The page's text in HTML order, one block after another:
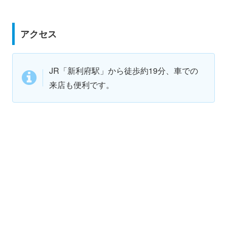
アクセス
JR「新利府駅」から徒歩約19分、車での
来店も便利です。